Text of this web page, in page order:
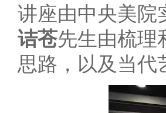
讲座由中央美院
诘苍先生由梳理
思路，以及当代